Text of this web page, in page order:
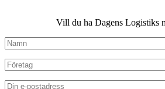
Vill du ha Dagens Logistiks